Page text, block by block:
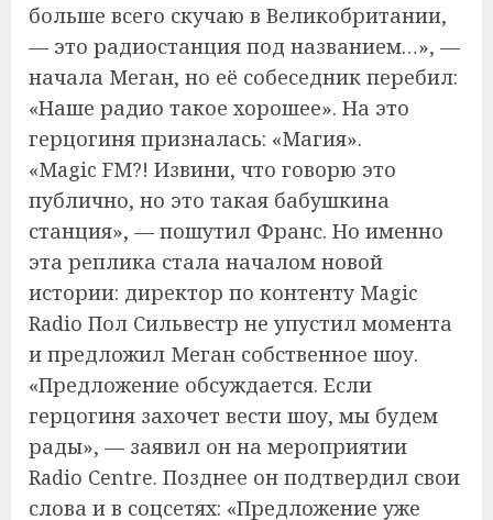
больше всего скучаю в Великобритании,
— это радиостанция под названием…», —
начала Меган, но её собеседник перебил:
«Наше радио такое хорошее». На это
герцогиня призналась: «Магия».
«Magic FM?! Извини, что говорю это
публично, но это такая бабушкина
станция», — пошутил Франс. Но именно
эта реплика стала началом новой
истории: директор по контенту Magic
Radio Пол Сильвестр не упустил момента
и предложил Меган собственное шоу.
«Предложение обсуждается. Если
герцогиня захочет вести шоу, мы будем
рады», — заявил он на мероприятии
Radio Centre. Позднее он подтвердил свои
слова и в соцсетях: «Предложение уже